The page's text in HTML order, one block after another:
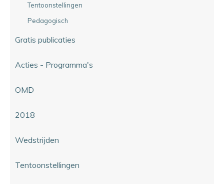
Tentoonstellingen
Pedagogisch
Gratis publicaties
Acties - Programma's
OMD
2018
Wedstrijden
Tentoonstellingen